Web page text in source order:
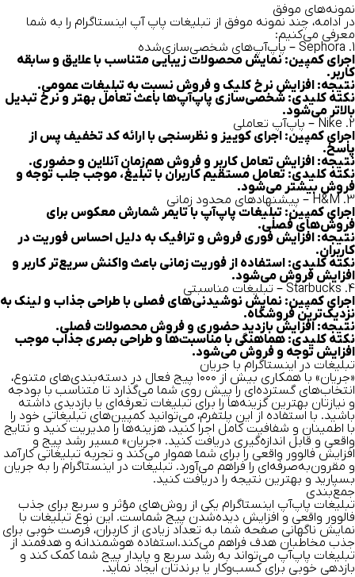
نمونه‌های موفق
در ادامه،چند نمونه‌ موفق از تبلیغات پاپ آپ اینستاگرام را به شما
معرفی می‌کنیم:
1. Sephora – پاپ‌آپ‌های شخصی‌سازی‌شده
اجرای کمپین: نمایش محصولات زیبایی متناسب با علایق و سابقه
کاربر.
نتیجه: افزایش نرخ کلیک و فروش نسبت به تبلیغات عمومی.
نکته کلیدی: شخصی‌سازی پاپ‌آپ‌ها باعث تعامل بهتر و نرخ تبدیل
بالاتر می‌شود.
2. Nike – پاپ‌آپ تعاملی
اجرای کمپین: اجرای کوییز و نظرسنجی با ارائه کد تخفیف پس از
پاسخ.
نتیجه: افزایش تعامل کاربر و فروش هم‌زمان آنلاین و حضوری.
نکته کلیدی: تعامل مستقیم کاربران با تبلیغ، موجب جلب توجه و
فروش بیشتر می‌شود.
3. H&M – پیشنهادهای محدود زمانی
اجرای کمپین: تبلیغات پاپ‌آپ با تایمر شمارش معکوس برای
فروش‌های فصلی.
نتیجه: افزایش فوری فروش و ترافیک به دلیل احساس فوریت در
کاربران.
نکته کلیدی: استفاده از فوریت زمانی باعث واکنش سریع‌تر کاربر و
افزایش فروش می‌شود.
4. Starbucks – تبلیغات مناسبتی
اجرای کمپین: نمایش نوشیدنی‌های فصلی با طراحی جذاب و لینک به
نزدیک‌ترین فروشگاه.
نتیجه: افزایش بازدید حضوری و فروش محصولات فصلی.
نکته کلیدی: هماهنگی با مناسبت‌ها و طراحی بصری جذاب موجب
افزایش توجه و فروش می‌شود.
تبلیغات در اینستاگرام با جریان
«جریان» با همکاری بیش از ۱۰۰۰ پیج فعال در دسته‌بندی‌های متنوع،
انتخاب‌های گسترده‌ای را پیش روی شما می‌گذارد تا متناسب با بودجه
و نیازتان بهترین گزینه‌ها را برای تبلیغات تعرفه‌ای یا بازدیدی داشته
باشید. با استفاده از این پلتفرم، می‌توانید کمپین‌های تبلیغاتی خود را
با اطمینان و شفافیت کامل اجرا کنید، هزینه‌ها را مدیریت کنید و نتایج
واقعی و قابل اندازه‌گیری دریافت کنید. «جریان» مسیر رشد پیج و
افزایش فالوور واقعی را برای شما هموار می‌کند و تجربه تبلیغاتی کارآمد
و مقرون‌به‌صرفه‌ای را فراهم می‌آورد.تبلیغات در اینستاگرام را به جریان
بسپارید و بهترین نتیجه را دریافت کنید.
جمع‌بندی
تبلیغات پاپ‌آپ اینستاگرام یکی از روش‌های مؤثر و سریع برای جذب
فالوور واقعی و افزایش دیده‌شدن پیج شماست. این نوع تبلیغات با
نمایش ناگهانی صفحه شما به تعداد زیادی از کاربران، فرصت خوبی برای
جذب مخاطبان هدف فراهم می‌کند.استفاده هوشمندانه و هدفمند از
تبلیغات پاپ‌آپ می‌تواند به رشد سریع و پایدار پیج شما کمک کند و
بازدهی خوبی برای کسب‌وکار یا برندتان ایجاد نماید.